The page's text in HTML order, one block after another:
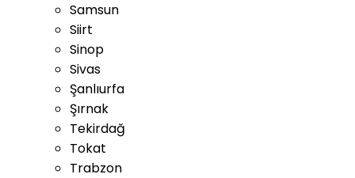
Samsun
Siirt
Sinop
Sivas
Şanlıurfa
Şırnak
Tekirdağ
Tokat
Trabzon